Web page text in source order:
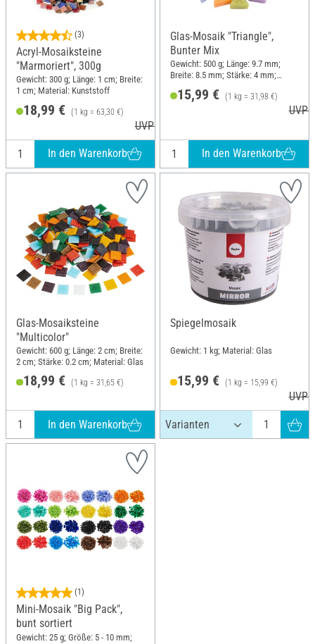
(3)
Acryl-Mosaiksteine
"Marmoriert", 300g
Gewicht: 300 g; Länge: 1 cm; Breite:
1 cm; Material: Kunststoff
18,99 € (1 kg = 63,30 €)
UVP 22,99 €
In den Warenkorb
Glas-Mosaik "Triangle",
Bunter Mix
Gewicht: 500 g; Länge: 9.7 mm;
Breite: 8.5 mm; Stärke: 4 mm;
15,99 € (1 kg = 31,98 €)
UVP
In den Warenkorb
Glas-Mosaiksteine
"Multicolor"
Gewicht: 600 g; Länge: 2 cm; Breite:
2 cm; Stärke: 0.2 cm; Material: Glas
18,99 € (1 kg = 31,65 €)
In den Warenkorb
Spiegelmosaik
Gewicht: 1 kg; Material: Glas
15,99 € (1 kg = 15,99 €)
UVP
(1)
Mini-Mosaik "Big Pack",
bunt sortiert
Gewicht: 25 g; Größe: 5 - 10 mm;